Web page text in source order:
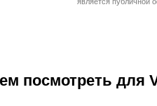
посмотреть для